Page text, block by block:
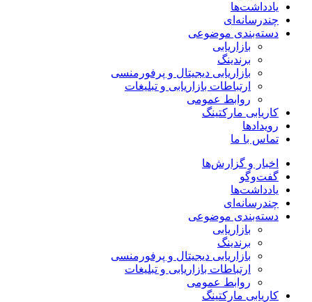
یادداشت‌ها
چندرسانه‌ای
دسته‌بندی موضوعی
بازاریابی
برندینگ
بازاریابی دیجیتال و پرفورمنسی
ارتباطات بازاریابی و تبلیغات
روابط عمومی
کاریابی مارکتینگ
رویدادها
تماس با ما
اخبار و گزارش‌ها
گفت‌وگو
یادداشت‌ها
چندرسانه‌ای
دسته‌بندی موضوعی
بازاریابی
برندینگ
بازاریابی دیجیتال و پرفورمنسی
ارتباطات بازاریابی و تبلیغات
روابط عمومی
کاریابی مارکتینگ